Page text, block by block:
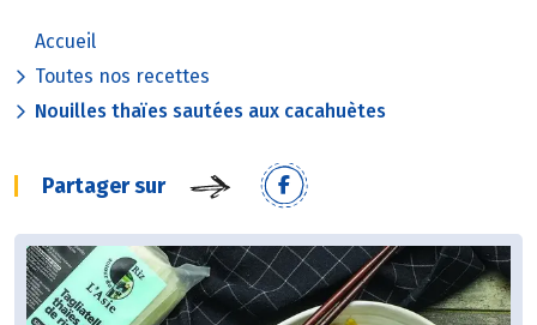
Accueil
Toutes nos recettes
Nouilles thaïes sautées aux cacahuètes
Partager sur